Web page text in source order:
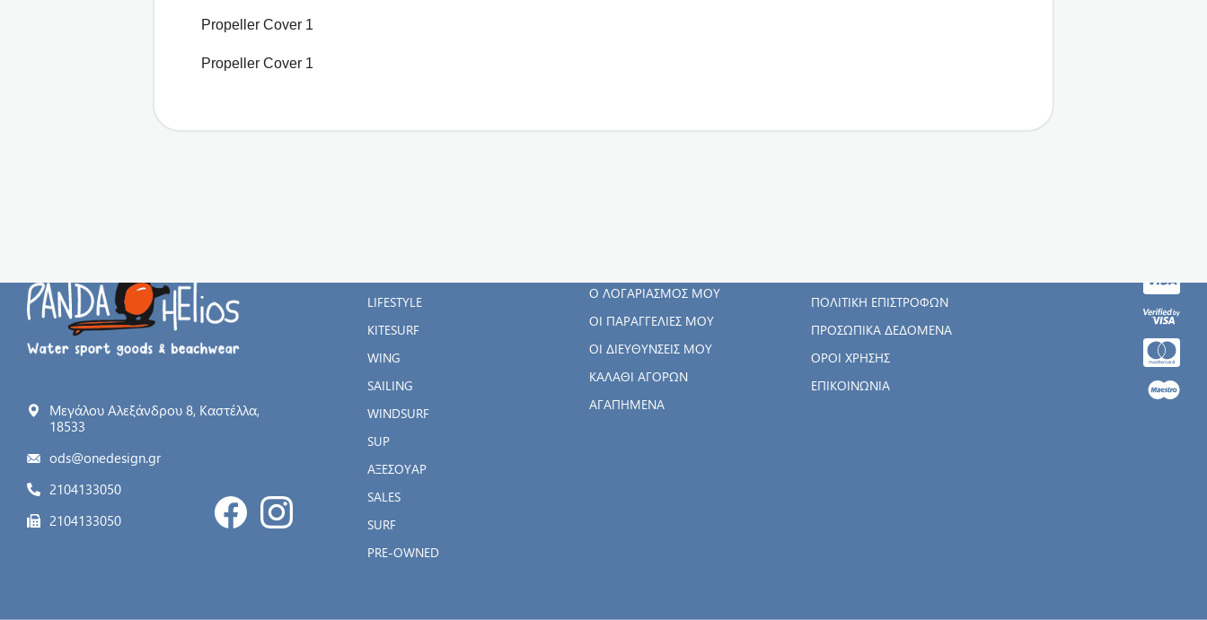
Propeller Cover 1
Propeller Cover 1
Μεγάλου Αλεξάνδρου 8, Καστέλλα,
18533
ods@onedesign.gr
2104133050
2104133050
LIFESTYLE
KITESURF
WING
SAILING
WINDSURF
SUP
ΑΞΕΣΟΥΑΡ
SALES
SURF
PRE-OWNED
Ο ΛΟΓΑΡΙΑΣΜΌΣ ΜΟΥ
ΟΙ ΠΑΡΑΓΓΕΛΊΕΣ ΜΟΥ
ΟΙ ΔΙΕΥΘΎΝΣΕΙΣ ΜΟΥ
ΚΑΛΆΘΙ ΑΓΟΡΏΝ
ΑΓΑΠΗΜΈΝΑ
ΠΟΛΙΤΙΚΉ ΕΠΙΣΤΡΟΦΏΝ
ΠΡΟΣΩΠΙΚΆ ΔΕΔΟΜΈΝΑ
ΌΡΟΙ ΧΡΉΣΗΣ
ΕΠΙΚΟΙΝΩΝΊΑ